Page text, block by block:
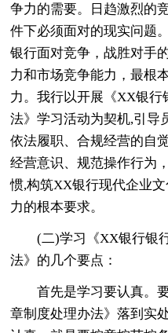
争力的需要。日趋激烈的
件下必须面对的现实问题
银行面对竞争，战胜对手
力和市场竞争能力，最根
力。我行以开展《XX银
法》学习活动为契机,引导
依法履职、合规经营的自
经营意识、规范操作行为
惯,构筑XX银行现代企业
力的根本要求。
(二)学习《XX银行银
法》的几个要点：
首先是学习要认真。
章制度处理办法》落到实